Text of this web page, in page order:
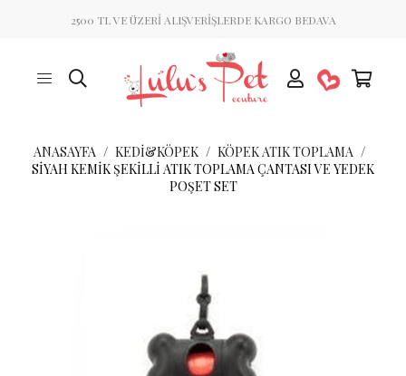
2500 TL VE ÜZERİ ALIŞVERİŞLERDE KARGO BEDAVA
ANASAYFA KEDİ&KÖPEK
KÖPEK ATIK TOPLAMA
SIYAH KEMIK ŞEKILLI ATIK TOPLAMA ÇANTASI VE YEDEK
POŞET SET